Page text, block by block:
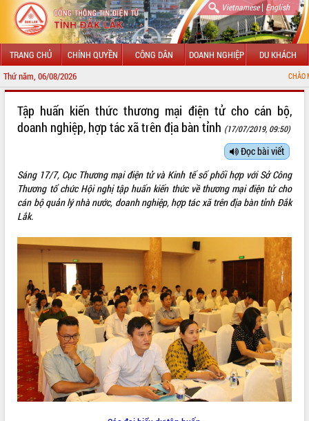
Vietnamese| English
TRANG CHỦ CHÍNH QUYỀN CÔNG DÂN DOANH NGHIỆP DU KHÁCH
Thứ năm, 06/08/2026 CHÀO MỪNG
LÃNH ĐẠO UBND TỈNH
SỞ, BAN, NGÀNH
UBND CÁC XÃ, PHƯỜNG
THÔNG TIN CHỈ ĐẠO ĐIỀU HÀNH
HỆ THỐNG VĂN BẢN
VĂN BẢN HĐND TỈNH
ĐIỂM TIN VĂN BẢN
QUY HOẠCH - KẾ HOẠCH
Tập huấn kiến thức thương mại điện tử cho cán bộ,
doanh nghiệp, hợp tác xã trên địa bàn tỉnh (17/07/2019, 09:50)
Đọc bài viết
Sáng 17/7, Cục Thương mại điện tử và Kinh tế số phối hợp với Sở Công
Thương tổ chức Hội nghị tập huấn kiến thức về thương mại điện tử cho
cán bộ quản lý nhà nước, doanh nghiệp, hợp tác xã trên địa bàn tỉnh Đắk
Lắk.